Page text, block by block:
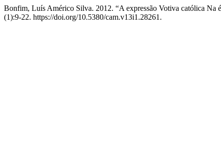
Bonfim, Luís Américo Silva. 2012. “A expressão Votiva católica Na
(1):9-22. https://doi.org/10.5380/cam.v13i1.28261.